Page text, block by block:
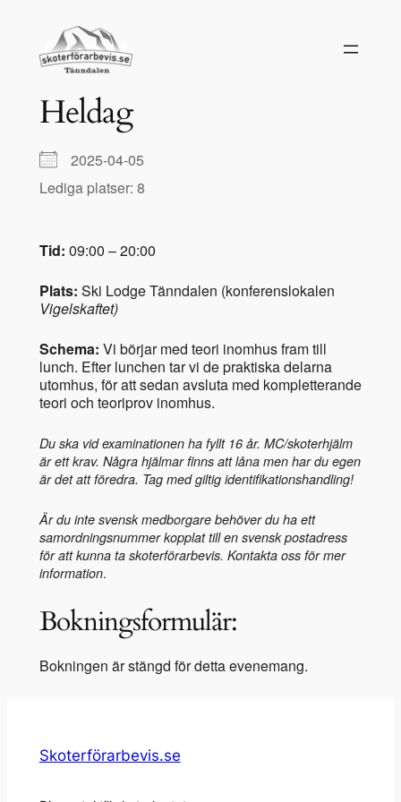
innehåll
Heldag
2025-04-05
Lediga platser: 8
Tid: 09:00 – 20:00
Plats: Ski Lodge Tänndalen (konferenslokalen
Vigelskaftet)
Schema: Vi börjar med teori inomhus fram till
lunch. Efter lunchen tar vi de praktiska delarna
utomhus, för att sedan avsluta med kompletterande
teori och teoriprov inomhus.
Du ska vid examinationen ha fyllt 16 år. MC/skoterhjälm
är ett krav. Några hjälmar finns att låna men har du egen
är det att föredra. Tag med giltig identifikationshandling!
Är du inte svensk medborgare behöver du ha ett
samordningsnummer kopplat till en svensk postadress
för att kunna ta skoterförarbevis. Kontakta oss för mer
information.
Bokningsformulär:
Bokningen är stängd för detta evenemang.
Skoterförarbevis.se